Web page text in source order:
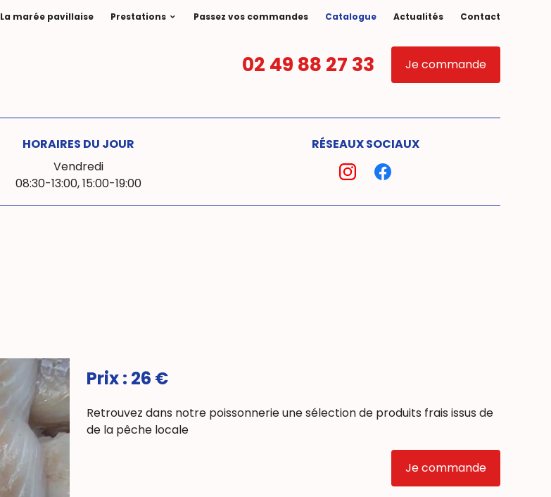
La marée pavillaise Prestations Passez vos commandes Catalogue Actualités Contact
02 49 88 27 33 Je commande
HORAIRES DU JOUR
Vendredi
08:30-13:00,15:00-19:00
RÉSEAUX SOCIAUX
Prix : 26 €
Retrouvez dans notre poissonnerie une sélection de produits frais issus de
de la pêche locale
Je commande